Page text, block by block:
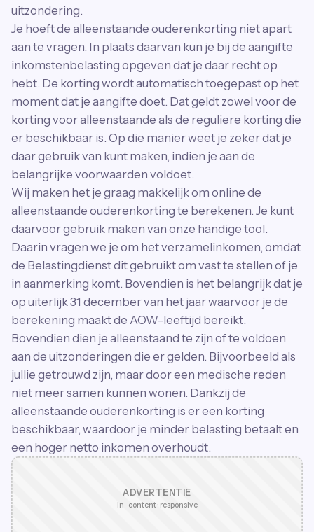
uitzondering.
Je hoeft de alleenstaande ouderenkorting niet apart
aan te vragen. In plaats daarvan kun je bij de aangifte
inkomstenbelasting opgeven dat je daar recht op
hebt. De korting wordt automatisch toegepast op het
moment dat je aangifte doet. Dat geldt zowel voor de
korting voor alleenstaande als de reguliere korting die
er beschikbaar is. Op die manier weet je zeker dat je
daar gebruik van kunt maken, indien je aan de
belangrijke voorwaarden voldoet.
Wij maken het je graag makkelijk om online de
alleenstaande ouderenkorting te berekenen. Je kunt
daarvoor gebruik maken van onze handige tool.
Daarin vragen we je om het verzamelinkomen, omdat
de Belastingdienst dit gebruikt om vast te stellen of je
in aanmerking komt. Bovendien is het belangrijk dat je
op uiterlijk 31 december van het jaar waarvoor je de
berekening maakt de AOW-leeftijd bereikt.
Bovendien dien je alleenstaand te zijn of te voldoen
aan de uitzonderingen die er gelden. Bijvoorbeeld als
jullie getrouwd zijn, maar door een medische reden
niet meer samen kunnen wonen. Dankzij de
alleenstaande ouderenkorting is er een korting
beschikbaar, waardoor je minder belasting betaalt en
een hoger netto inkomen overhoudt.
ADVERTENTIE
In-content · responsive